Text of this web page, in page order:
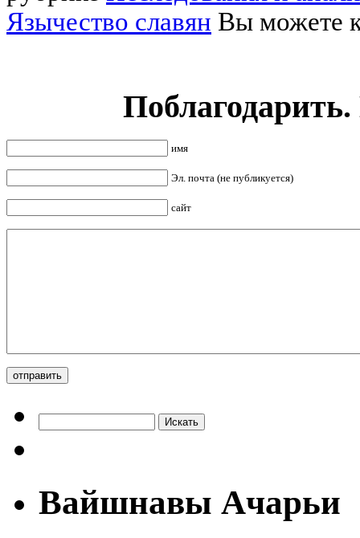
Язычество славян Вы можете
имя
Эл. почта (не публикуется)
сайт
Вайшнавы Ачарьи